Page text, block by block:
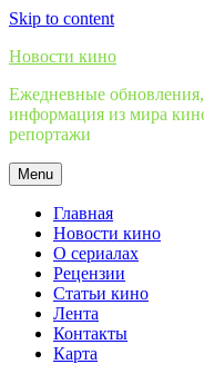
Skip to content
Новости кино
Ежедневные
информация из мира
репортажи
Menu
Главная
Новости кино
О сериалах
Рецензии
Статьи кино
Лента
Контакты
Карта